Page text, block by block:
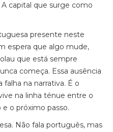
capital que surge como
presente neste
espera que algo mude,
que está sempre
começa. Essa ausência
na narrativa. É o
na linha ténue entre o
o próximo passo.
Não fala português, mas